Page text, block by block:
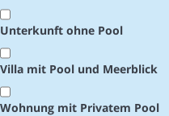
Unterkunft ohne Pool
Villa mit Pool und Meerblick
Wohnung mit Privatem Pool